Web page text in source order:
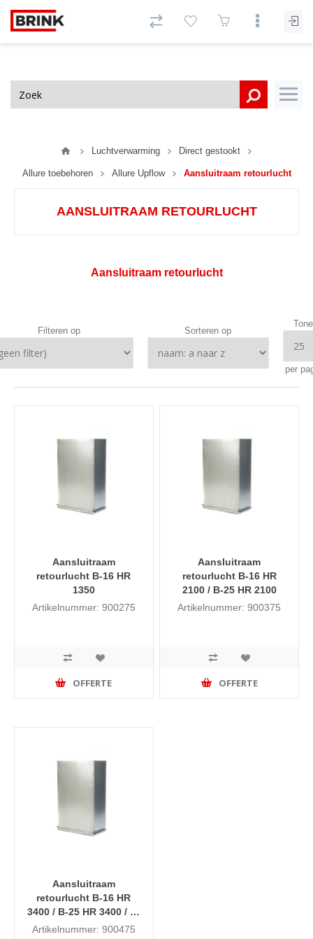
Luchtverwarming Direct gestookt
Allure toebehoren Allure Upflow Aansluitraam retourlucht
AANSLUITRAAM RETOURLUCHT
Aansluitraam retourlucht
Filteren op Sorteren op
per
Aansluitraam
retourlucht B-16 HR
1350
Artikelnummer: 900275
OFFERTE
Aansluitraam
retourlucht B-16 HR
2100 / B-25 HR 2100
Artikelnummer: 900375
OFFERTE
Aansluitraam
retourlucht B-16 HR
3400 / B-25 HR 3400 / B-
40 HR 3400
Artikelnummer: 900475